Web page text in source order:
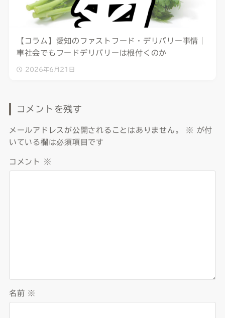
【コラム】愛知のファストフード・デリバリー事情｜
車社会でもフードデリバリーは根付くのか
2026年6月21日
コメントを残す
メールアドレスが公開されることはありません。 ※ が付
いている欄は必須項目です
コメント ※
名前 ※